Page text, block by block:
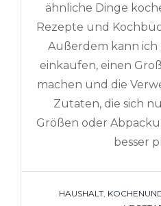
ähnliche Dinge
Rezepte und
Außerdem kann
einkaufen, einen
machen und die
Zutaten, die sich
Größen oder
besser
TAGS
HAUSHALT